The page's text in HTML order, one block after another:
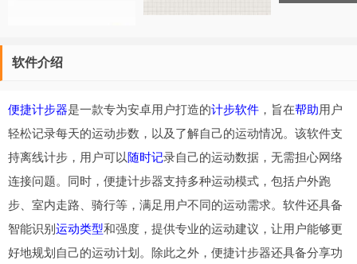
软件介绍
便捷计步器是一款专为安卓用户打造的计步软件 ，旨在帮助用户
轻松记录每天的运动步数，以及了解自己的运动情况。该软件支
持离线计步，用户可以随时记录自己的运动数据，无需担心网络
连接问题。同时，便捷计步器支持多种运动模式，包括户外跑
步、室内走路、骑行等，满足用户不同的运动需求。软件还具备
智能识别 运动类型和强度，提供专业的运动建议，让用户能够更
好地规划自己的运动计划。除此之外，便捷计步器还具备分享功